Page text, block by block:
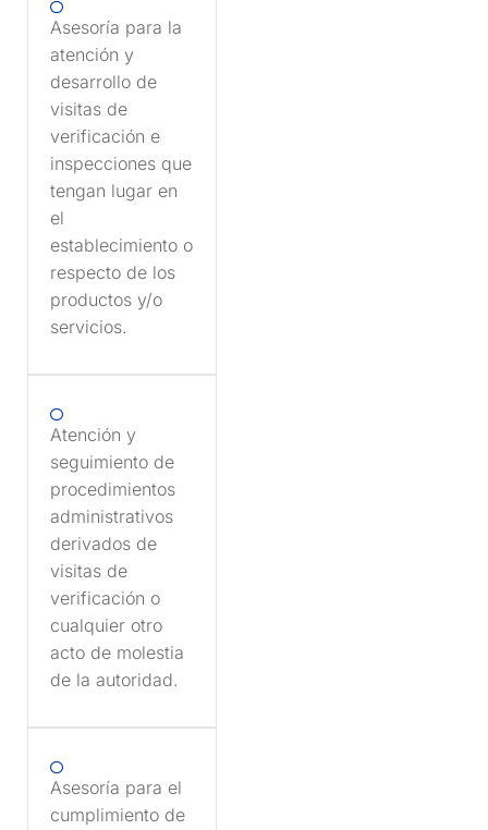
Asesoría para la
atención y
desarrollo de
visitas de
verificación e
inspecciones que
tengan lugar en
el
establecimiento o
respecto de los
productos y/o
servicios.
Atención y
seguimiento de
procedimientos
administrativos
derivados de
visitas de
verificación o
cualquier otro
acto de molestia
de la autoridad.
Asesoría para el
cumplimiento de